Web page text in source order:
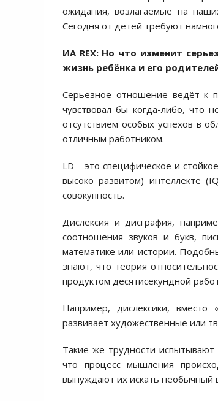
ожидания, возлагаемые на
Сегодня от детей требуют
ИА REX: Но что изменит
жизнь ребёнка и его
Серьезное отношение ведёт к
чувствовал бы когда-либо, что
отсутствием особых успехов в
отличным работником.
LD – это специфическое и
высоко развитом) интеллекте
совокупность.
Дислексия и дисграфия,
соотношения звуков и букв,
математике или истории.
знают, что теория
продуктом десятисекундной
Например, дислексики, вместо
развивает художественные или
Такие же трудности испытывают
что процесс мышления
вынуждают их искать необычный